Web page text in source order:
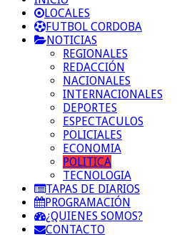
LOCALES
FUTBOL CORDOBA
NOTICIAS
REGIONALES
REDACCIÓN
NACIONALES
INTERNACIONALES
DEPORTES
ESPECTACULOS
POLICIALES
ECONOMIA
POLITICA
TECNOLOGIA
TAPAS DE DIARIOS
PROGRAMACIÓN
¿QUIENES SOMOS?
CONTACTO